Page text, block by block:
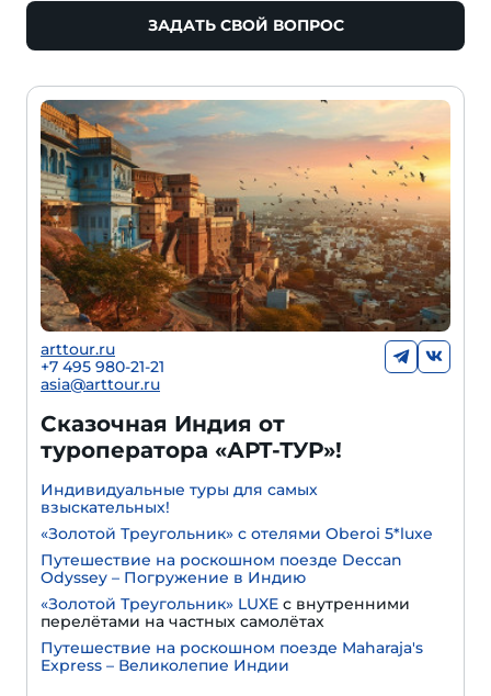
ЗАДАТЬ СВОЙ ВОПРОС
arttour.ru
+7 495 980-21-21
asia@arttour.ru
Сказочная Индия от
туроператора «АРТ-ТУР»!
Индивидуальные туры для самых
взыскательных!
«Золотой Треугольник» с отелями Oberoi 5*luxe
Путешествие на роскошном поезде Deccan
Odyssey – Погружение в Индию
«Золотой Треугольник» LUXE с внутренними
перелётами на частных самолётах
Путешествие на роскошном поезде Maharaja's
Express – Великолепие Индии